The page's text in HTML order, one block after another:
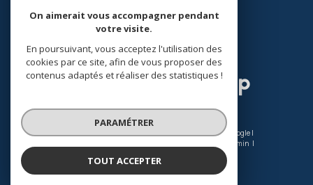
ADHÉRENTS
© 2026 | Tous droits réservés | Traduction powered by Google |
Admin
On aimerait vous accompagner pendant
votre visite.
En poursuivant, vous acceptez l'utilisation des
cookies par ce site, afin de vous proposer des
contenus adaptés et réaliser des statistiques !
PARAMÉTRER
TOUT ACCEPTER